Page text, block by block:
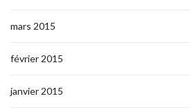
mars 2015
février 2015
janvier 2015